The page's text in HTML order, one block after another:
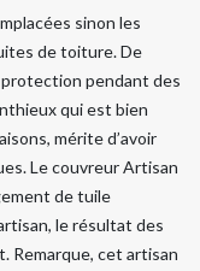
sinon les
de toiture. De
pendant des
qui est bien
mérite d’avoir
Le couvreur Artisan
de tuile
le résultat des
Remarque, cet artisan